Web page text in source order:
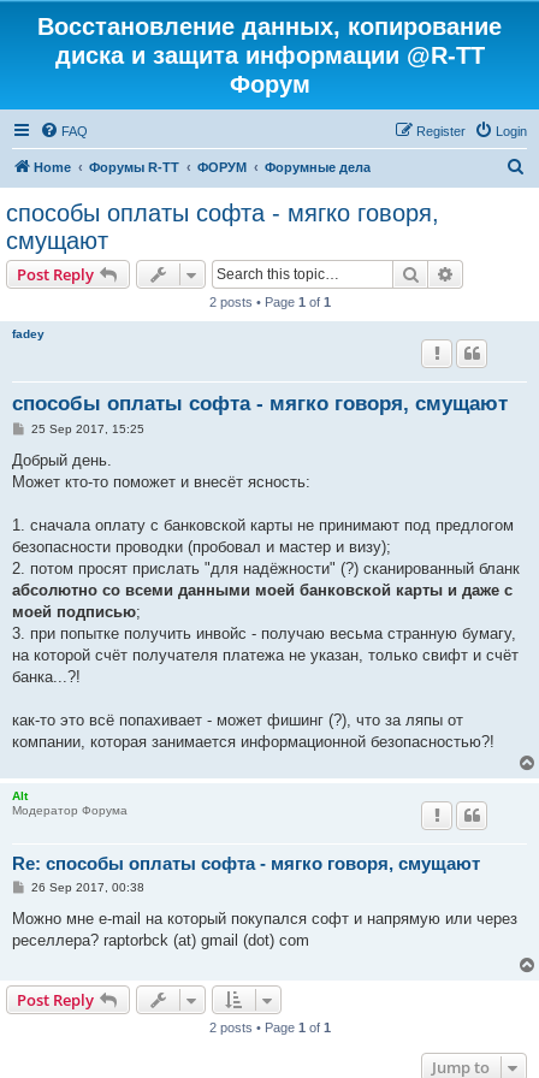
Восстановление данных, копирование
диска и защита информации @R-TT
Форум
FAQ Login
Register
Home Форумы R-TT ФОРУМ Форумные дела
способы оплаты софта - мягко говоря,
смущают
Post Reply Search
2 posts • Page 1 of 1
fadey
способы оплаты софта - мягко говоря, смущают
P
s
25 Sep 2017, 15:25
Добрый день.
Может кто-то поможет и внесёт ясность:
1. сначала оплату с банковской карты не принимают под предлогом
безопасности проводки (пробовал и мастер и визу);
2. потом просят прислать "для надёжности" (?) сканированный бланк
абсолютно со всеми данными моей банковской карты и даже с
моей подписью;
3. при попытке получить инвойс - получаю весьма странную бумагу,
на которой счёт получателя платежа не указан, только свифт и счёт
банка...?!
как-то это всё попахивает - может фишинг (?), что за ляпы от
компании, которая занимается информационной безопасностью?!
Alt
Модератор Форума
Re: способы оплаты софта - мягко говоря, смущают
P
s
26 Sep 2017, 00:38
Можно мне e-mail на который покупался софт и напрямую или через
реселлера? raptorbck (at) gmail (dot) com
Post Reply
2 posts • Page 1 of 1
Jump to